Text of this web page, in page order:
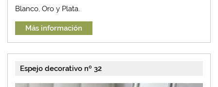
Blanco, Oro y Plata.
Más información
Espejo decorativo nº 32